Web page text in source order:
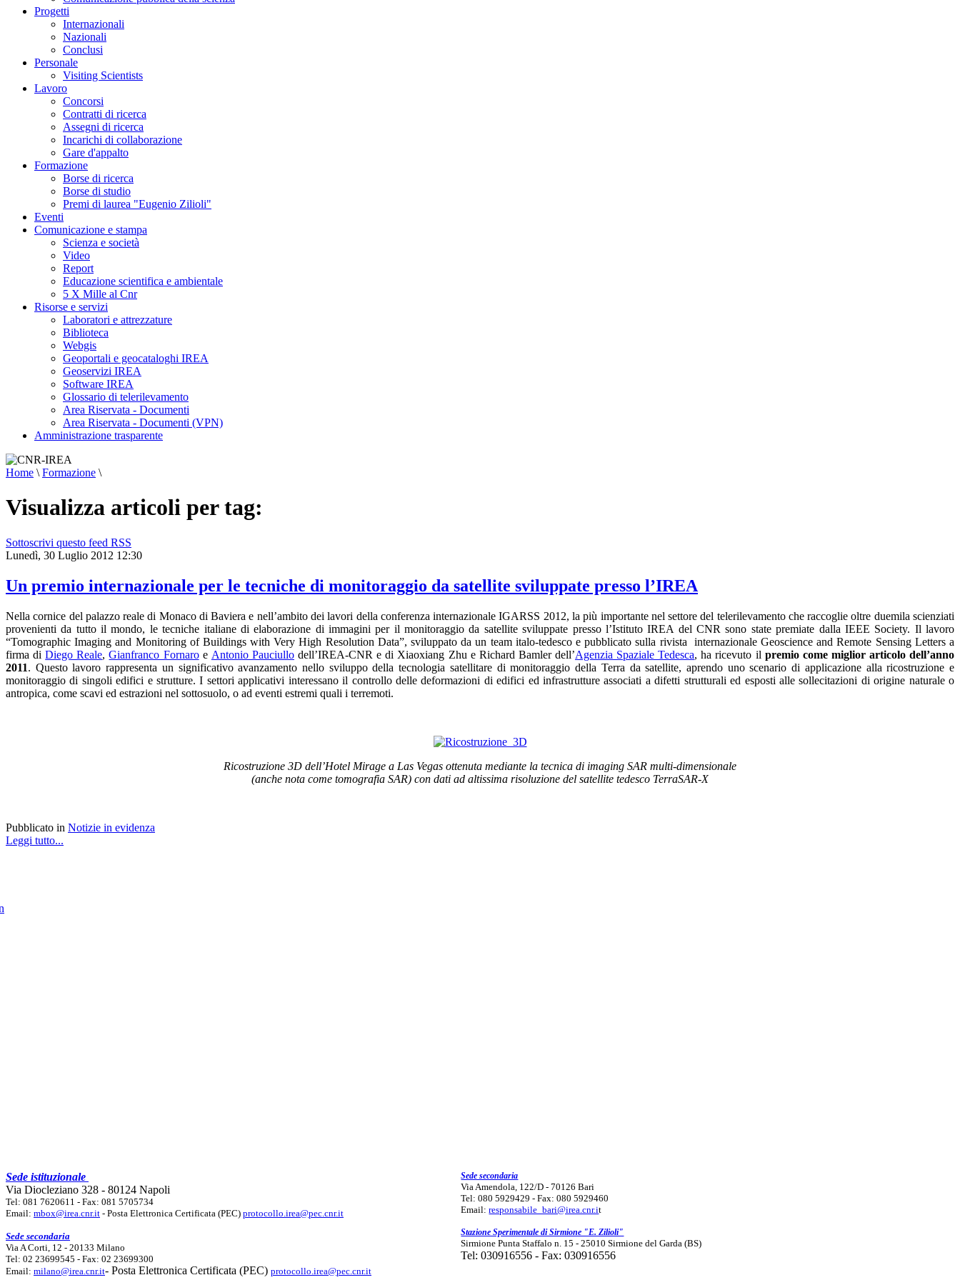
Progetti
Internazionali
Nazionali
Conclusi
Personale
Visiting Scientists
Lavoro
Concorsi
Contratti di ricerca
Assegni di ricerca
Incarichi di collaborazione
Gare d'appalto
Formazione
Borse di ricerca
Borse di studio
Premi di laurea "Eugenio Zilioli"
Eventi
Comunicazione e stampa
Scienza e società
Video
Report
Educazione scientifica e ambientale
5 X Mille al Cnr
Risorse e servizi
Laboratori e attrezzature
Biblioteca
Webgis
Geoportali e geocataloghi IREA
Geoservizi IREA
Software IREA
Glossario di telerilevamento
Area Riservata - Documenti
Area Riservata - Documenti (VPN)
Amministrazione trasparente
Home \ Formazione \
Visualizza articoli per tag:
Sottoscrivi questo feed RSS
Lunedì, 30 Luglio 2012 12:30
Un premio internazionale per le tecniche di monitoraggio da satellite sviluppate presso l’IREA
Nella cornice del palazzo reale di Monaco di Baviera e nell’ambito dei lavori della conferenza internazionale IGARSS 2012, la più importante nel settore del telerilevamento che raccoglie oltre duemila scienziati
provenienti da tutto il mondo, le tecniche italiane di elaborazione di immagini per il monitoraggio da satellite sviluppate presso l’Istituto IREA del CNR sono state premiate dalla IEEE Society. Il lavoro
“Tomographic Imaging and Monitoring of Buildings with Very High Resolution Data”, sviluppato da un team italo-tedesco e pubblicato sulla rivista internazionale Geoscience and Remote Sensing Letters a
firma diDiego Reale,Gianfranco Fornaroe Antonio Pauciullodell’IREA-CNR e di Xiaoxiang Zhu e Richard Bamler dell’Agenzia Spaziale Tedesca, ha ricevuto il premio come miglior articolo dell’anno
2011. Questo lavoro rappresenta un significativo avanzamento nello sviluppo della tecnologia satellitare di monitoraggio della Terra da satellite, aprendo uno scenario di applicazione alla ricostruzione e
monitoraggio di singoli edifici e strutture. I settori applicativi interessano il controllo delle deformazioni di edifici ed infrastrutture associati a difetti strutturali ed esposti alle sollecitazioni di origine naturale o
antropica, come scavi ed estrazioni nel sottosuolo, o ad eventi estremi quali i terremoti.
Ricostruzione 3D dell’Hotel Mirage a Las Vegas ottenuta mediante la tecnica di imaging SAR multi-dimensionale
(anche nota come tomografia SAR) con dati ad altissima risoluzione del satellite tedesco TerraSAR-X
Pubblicato in Notizie in evidenza
Leggi tutto...
Sede istituzionale
Via Diocleziano 328 - 80124 Napoli
Tel: 081 7620611 - Fax: 081 5705734
Email: mbox@irea.cnr.it - Posta Elettronica Certificata (PEC) protocollo.irea@pec.cnr.it
Sede secondaria
Via A Corti, 12 - 20133 Milano
Tel: 02 23699545 - Fax: 02 23699300
Email: milano@irea.cnr.it- Posta Elettronica Certificata (PEC) protocollo.irea@pec.cnr.it
Sede secondaria
Via Amendola, 122/D - 70126 Bari
Tel: 080 5929429 - Fax: 080 5929460
Email:responsabile_bari@irea.cnr.it
Stazione Sperimentale di Sirmione "E. Zilioli"
Sirmione Punta Staffalo n. 15 - 25010 Sirmione del Garda (BS)
Tel: 030916556 - Fax: 030916556